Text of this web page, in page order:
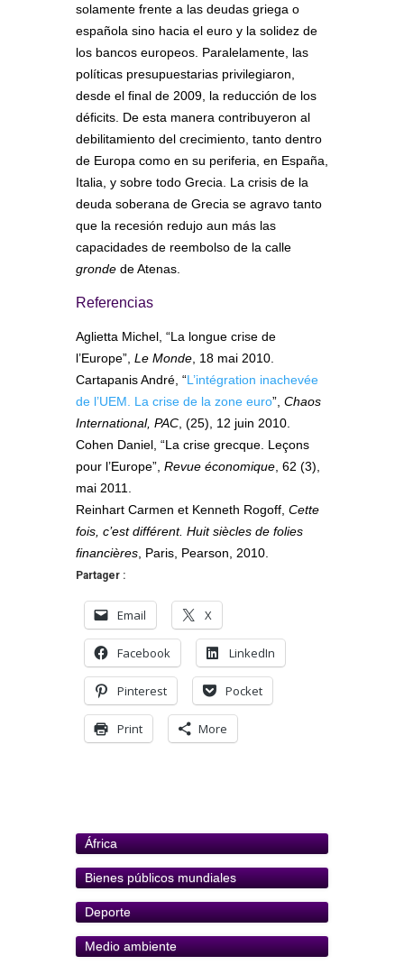
solamente frente a las deudas griega o
española sino hacia el euro y la solidez de
los bancos europeos. Paralelamente, las
políticas presupuestarias privilegiaron,
desde el final de 2009, la reducción de los
déficits. De esta manera contribuyeron al
debilitamiento del crecimiento, tanto dentro
de Europa como en su periferia, en España,
Italia, y sobre todo Grecia. La crisis de la
deuda soberana de Grecia se agravo tanto
que la recesión redujo aun más las
capacidades de reembolso de la calle
gronde de Atenas.
Referencias
Aglietta Michel, “La longue crise de
l’Europe”, Le Monde , 18 mai 2010.
Cartapanis André, “L’intégration inachevée
de l’UEM. La crise de la zone euro”, Chaos
International, PAC , (25), 12 juin 2010.
Cohen Daniel, “La crise grecque. Leçons
pour l’Europe”, Revue économique , 62 (3),
mai 2011.
Reinhart Carmen et Kenneth Rogoff, Cette
fois, c’est différent. Huit siècles de folies
financières , Paris, Pearson, 2010.
Partager :
Email X
Facebook LinkedIn
Pinterest Pocket
Print More
África
Bienes públicos mundiales
Deporte
Medio ambiente